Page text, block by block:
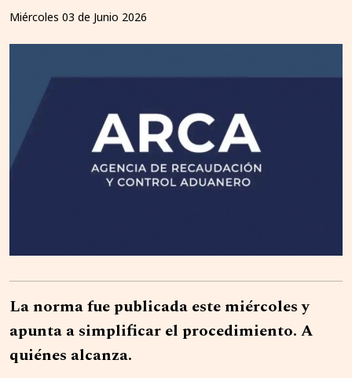
Miércoles 03 de Junio 2026
La norma fue publicada este miércoles y
apunta a simplificar el procedimiento. A
quiénes alcanza.